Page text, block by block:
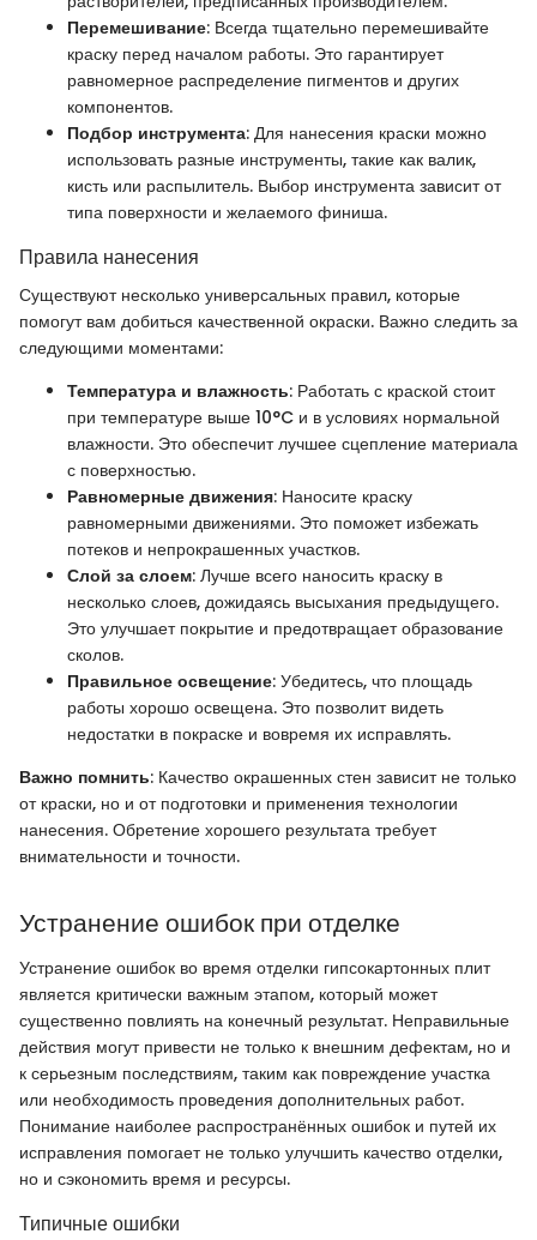
Перемешивание: Всегда тщательно перемешивайте
краску перед началом работы. Это гарантирует
равномерное распределение пигментов и других
компонентов.
Подбор инструмента: Для нанесения краски можно
использовать разные инструменты, такие как валик,
кисть или распылитель. Выбор инструмента зависит от
типа поверхности и желаемого финиша.
Правила нанесения
Существуют несколько универсальных правил, которые
помогут вам добиться качественной окраски. Важно следить за
следующими моментами:
Температура и влажность: Работать с краской стоит
при температуре выше 10°C и в условиях нормальной
влажности. Это обеспечит лучшее сцепление материала
с поверхностью.
Равномерные движения: Наносите краску
равномерными движениями. Это поможет избежать
потеков и непрокрашенных участков.
Слой за слоем: Лучше всего наносить краску в
несколько слоев, дожидаясь высыхания предыдущего.
Это улучшает покрытие и предотвращает образование
сколов.
Правильное освещение: Убедитесь, что площадь
работы хорошо освещена. Это позволит видеть
недостатки в покраске и вовремя их исправлять.
Важно помнить: Качество окрашенных стен зависит не только
от краски, но и от подготовки и применения технологии
нанесения. Обретение хорошего результата требует
внимательности и точности.
Устранение ошибок при отделке
Устранение ошибок во время отделки гипсокартонных плит
является критически важным этапом, который может
существенно повлиять на конечный результат. Неправильные
действия могут привести не только к внешним дефектам, но и
к серьезным последствиям, таким как повреждение участка
или необходимость проведения дополнительных работ.
Понимание наиболее распространённых ошибок и путей их
исправления помогает не только улучшить качество отделки,
но и сэкономить время и ресурсы.
Типичные ошибки